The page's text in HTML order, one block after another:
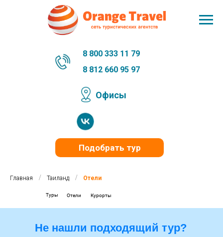
Подобрать тур
Офисы
8 812 660 95 97
8 800 333 11 79
Главная / Таиланд / Отели
Туры Курорты
Отели
Не нашли подходящий тур?